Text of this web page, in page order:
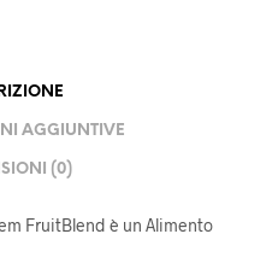
AGGIUNTIVE
(0)
FruitBlend è un Alimento